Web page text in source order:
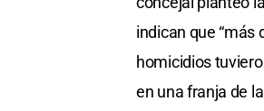
indican que “más
homicidios
en una franja de